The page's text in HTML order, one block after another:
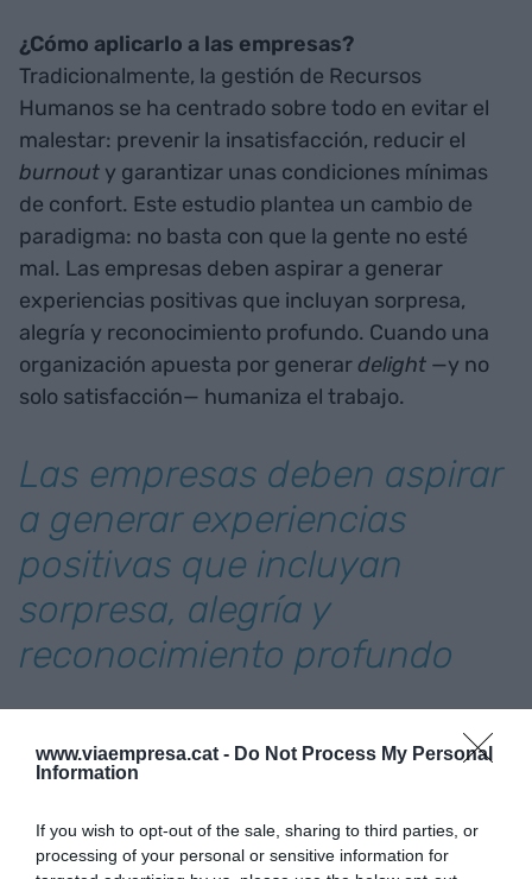
www.viaempresa.cat - Do Not Process My Personal
Information
If you wish to opt-out of the sale, sharing to third parties, or
processing of your personal or sensitive information for
¿Cómo aplicarlo a las empresas?
Tradicionalmente, la gestión de Recursos
Humanos se ha centrado sobre todo en evitar el
malestar: prevenir la insatisfacción, reducir el
burnout y garantizar unas condiciones mínimas
de confort. Este estudio plantea un cambio de
paradigma: no basta con que la gente no esté
mal. Las empresas deben aspirar a generar
experiencias positivas que incluyan sorpresa,
alegría y reconocimiento profundo. Cuando una
organización apuesta por generardelight —y no
solo satisfacción— humaniza el trabajo.
Las empresas deben aspirar
a generar experiencias
positivas que incluyan
sorpresa, alegría y
reconocimiento profundo
más allá de las fronteras del trabajo: las personas
se vuelven más optimistas, más participativas y
se puede traducir en una sociedad con